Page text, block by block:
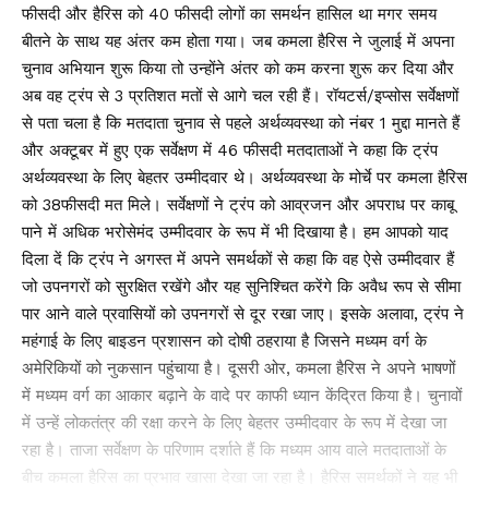
फीसदी और हैरिस को 40 फीसदी लोगों का समर्थन हासिल था मगर समय
बीतने के साथ यह अंतर कम होता गया। जब कमला हैरिस ने जुलाई में अपना
चुनाव अभियान शुरू किया तो उन्होंने अंतर को कम करना शुरू कर दिया और
अब वह ट्रंप से 3 प्रतिशत मतों से आगे चल रही हैं। रॉयटर्स/इप्सोस सर्वेक्षणों
से पता चला है कि मतदाता चुनाव से पहले अर्थव्यवस्था को नंबर 1 मुद्दा मानते हैं
और अक्टूबर में हुए एक सर्वेक्षण में 46 फीसदी मतदाताओं ने कहा कि ट्रंप
अर्थव्यवस्था के लिए बेहतर उम्मीदवार थे। अर्थव्यवस्था के मोर्चे पर कमला हैरिस
को 38फीसदी मत मिले। सर्वेक्षणों ने ट्रंप को आव्रजन और अपराध पर काबू
पाने में अधिक भरोसेमंद उम्मीदवार के रूप में भी दिखाया है। हम आपको याद
दिला दें कि ट्रंप ने अगस्त में अपने समर्थकों से कहा कि वह ऐसे उम्मीदवार हैं
जो उपनगरों को सुरक्षित रखेंगे और यह सुनिश्चित करेंगे कि अवैध रूप से सीमा
पार आने वाले प्रवासियों को उपनगरों से दूर रखा जाए। इसके अलावा, ट्रंप ने
महंगाई के लिए बाइडन प्रशासन को दोषी ठहराया है जिसने मध्यम वर्ग के
अमेरिकियों को नुकसान पहुंचाया है। दूसरी ओर, कमला हैरिस ने अपने भाषणों
में मध्यम वर्ग का आकार बढ़ाने के वादे पर काफी ध्यान केंद्रित किया है। चुनावों
में उन्हें लोकतंत्र की रक्षा करने के लिए बेहतर उम्मीदवार के रूप में देखा जा
रहा है। ताजा सर्वेक्षण के परिणाम दर्शाते हैं कि मध्यम आय वाले मतदाताओं के
बीच कमला हैरिस का प्रभाव खासा देखा जा रहा है। हैरिस समर्थकों ने यह भी